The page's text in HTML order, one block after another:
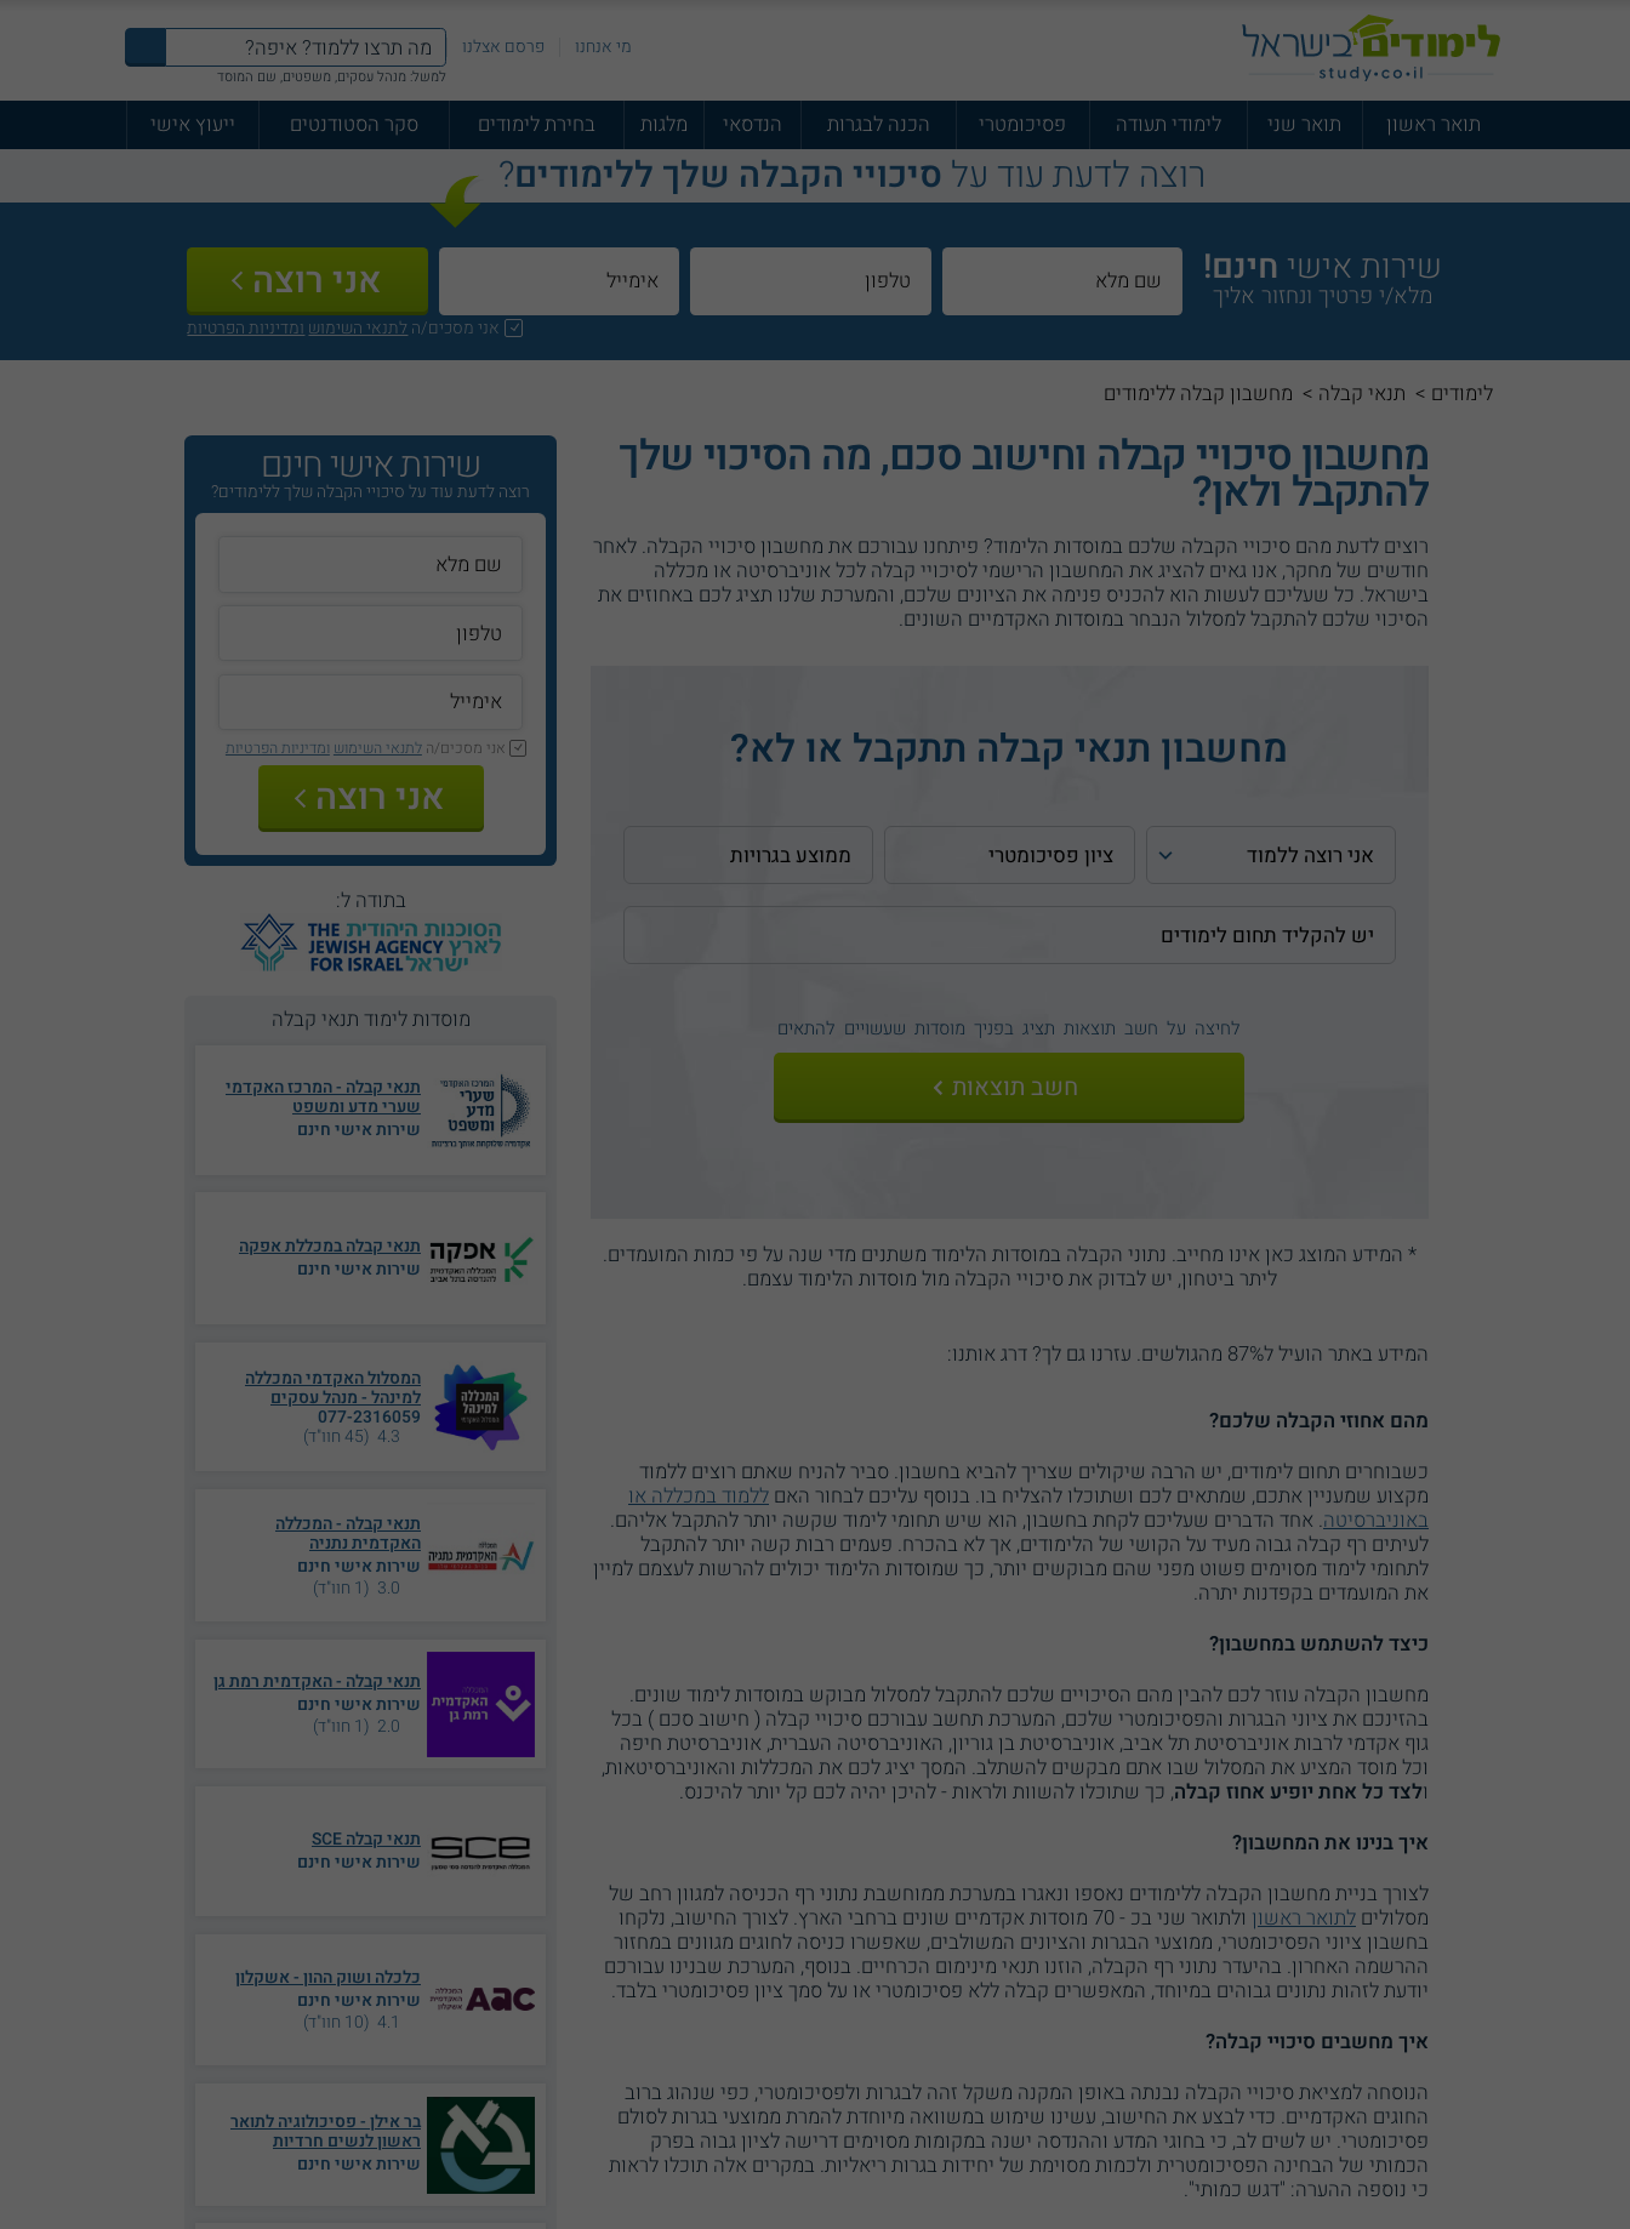
מי אנחנו פרסם אצלנו
למשל: מנהל עסקים, משפטים, שם המוסד
תואר ראשון תואר שני לימודי תעודה פסיכומטרי הכנה לבגרות הנדסאי מלגות בחירת לימודים סקר הסטודנטים ייעוץ אישי
רוצה לדעת עוד על סיכויי הקבלה שלך ללימודים?
שירות אישי חינם!
מלא/י פרטיך ונחזור אליך
אני מסכים/הלתנאי השימושומדיניות הפרטיות
אני רוצה
לימודים > תנאי קבלה > מחשבון קבלה ללימודים
מחשבון סיכויי קבלה וחישוב סכם, מה הסיכוי שלך
להתקבל ולאן?
רוצים לדעת מהם סיכויי הקבלה שלכם במוסדות הלימוד? פיתחנו עבורכם את מחשבון סיכויי הקבלה. לאחר
חודשים של מחקר, אנו גאים להציג את המחשבון הרישמי לסיכויי קבלה לכל אוניברסיטה או מכללה
בישראל. כל שעליכם לעשות הוא להכניס פנימה את הציונים שלכם, והמערכת שלנו תציג לכם באחוזים את
הסיכוי שלכם להתקבל למסלול הנבחר במוסדות האקדמיים השונים.
מחשבון תנאי קבלה תתקבל או לא?
לחיצה על חשב תוצאות תציג בפניך מוסדות שעשויים להתאים
* המידע המוצג כאן אינו מחייב. נתוני הקבלה במוסדות הלימוד משתנים מדי שנה על פי כמות המועמדים.
ליתר ביטחון, יש לבדוק את סיכויי הקבלה מול מוסדות הלימוד עצמם.
המידע באתר הועיל ל87% מהגולשים. עזרנו גם לך? דרג אותנו:
מהם אחוזי הקבלה שלכם?
כשבוחרים תחום לימודים, יש הרבה שיקולים שצריך להביא בחשבון. סביר להניח שאתם רוצים ללמוד
מקצוע שמעניין אתכם, שמתאים לכם ושתוכלו להצליח בו. בנוסף עליכם לבחור האם ללמוד במכללה או
באוניברסיטה. אחד הדברים שעליכם לקחת בחשבון, הוא שיש תחומי לימוד שקשה יותר להתקבל אליהם.
לעיתים רף קבלה גבוה מעיד על הקושי של הלימודים, אך לא בהכרח. פעמים רבות קשה יותר להתקבל
לתחומי לימוד מסוימים פשוט מפני שהם מבוקשים יותר, כך שמוסדות הלימוד יכולים להרשות לעצמם למיין
את המועמדים בקפדנות יתרה.
כיצד להשתמש במחשבון?
מחשבון הקבלה עוזר לכם להבין מהם הסיכויים שלכם להתקבל למסלול מבוקש במוסדות לימוד שונים.
בהזינכם את ציוני הבגרות והפסיכומטרי שלכם, המערכת תחשב עבורכם סיכויי קבלה ( חישוב סכם ) בכל
גוף אקדמי לרבות אוניברסיטת תל אביב, אוניברסיטת בן גוריון, האוניברסיטה העברית, אוניברסיטת חיפה
וכל מוסד המציע את המסלול שבו אתם מבקשים להשתלב. המסך יציג לכם את המכללות והאוניברסיטאות,
ולצד כל אחת יופיע אחוז קבלה, כך שתוכלו להשוות ולראות - להיכן יהיה לכם קל יותר להיכנס.
איך בנינו את המחשבון?
לצורך בניית מחשבון הקבלה ללימודים נאספו ונאגרו במערכת ממוחשבת נתוני רף הכניסה למגוון רחב של
מסלולים לתואר ראשון
ולתואר שני בכ - 70 מוסדות אקדמיים שונים ברחבי הארץ. לצורך החישוב, נלקחו
בחשבון ציוני הפסיכומטרי, ממוצעי הבגרות והציונים המשולבים, שאפשרו כניסה לחוגים מגוונים במחזור
ההרשמה האחרון. בהיעדר נתוני רף הקבלה, הוזנו תנאי מינימום הכרחיים. בנוסף, המערכת שבנינו עבורכם
יודעת לזהות נתונים גבוהים במיוחד, המאפשרים קבלה ללא פסיכומטרי או על סמך ציון פסיכומטרי בלבד.
איך מחשבים סיכויי קבלה?
הנוסחה למציאת סיכויי הקבלה נבנתה באופן המקנה משקל זהה לבגרות ולפסיכומטרי, כפי שנהוג ברוב
החוגים האקדמיים. כדי לבצע את החישוב, עשינו שימוש במשוואה מיוחדת להמרת ממוצעי בגרות לסולם
פסיכומטרי. יש לשים לב, כי בחוגי המדע וההנדסה ישנה במקומות מסוימים דרישה לציון גבוה בפרק
הכמותי של הבחינה הפסיכומטרית ולכמות מסוימת של יחידות בגרות ריאליות. במקרים אלה תוכלו לראות
כי נוספה ההערה: "דגש כמותי".
שירות אישי חינם
רוצה לדעת עוד על סיכויי הקבלה שלך ללימודים?
אני מסכים/הלתנאי השימוש ומדיניות הפרטיות
אני רוצה
בתודה ל:
מוסדות לימוד תנאי קבלה
תנאי קבלה - המרכז האקדמי
שערי מדע ומשפט
שירות אישי חינם
תנאי קבלה במכללת אפקה
שירות אישי חינם
המסלול האקדמי המכללה
למינהל - מנהל עסקים
077-2316059
4.3 (45 חוו"ד)
תנאי קבלה - המכללה
האקדמית נתניה
שירות אישי חינם
3.0 (1 חוו"ד)
תנאי קבלה - האקדמית רמת גן
שירות אישי חינם
2.0 (1 חוו"ד)
תנאי קבלה SCE
שירות אישי חינם
כלכלה ושוק ההון - אשקלון
שירות אישי חינם
4.1 (10 חוו"ד)
בר אילן - פסיכולוגיה לתואר
ראשון לנשים חרדיות
שירות אישי חינם